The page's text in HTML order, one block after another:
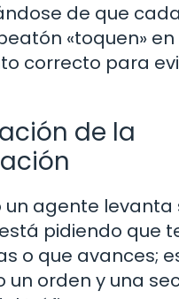
de que
«toquen» en
correcto para
de la
un agente levanta
pidiendo que
o que avances;
un orden y una